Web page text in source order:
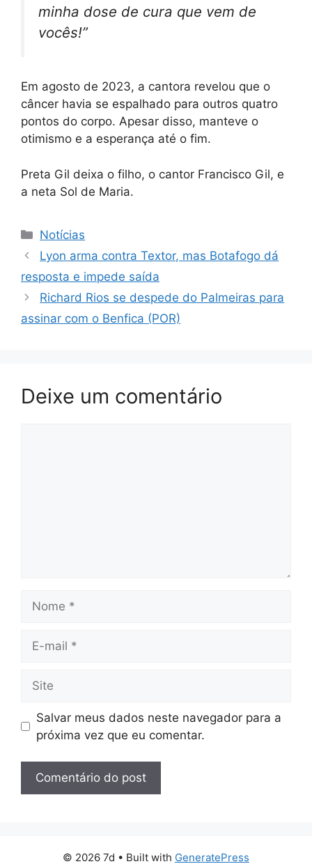
minha dose de cura que vem de
vocês!”
Em agosto de 2023, a cantora revelou que o
câncer havia se espalhado para outros quatro
pontos do corpo. Apesar disso, manteve o
otimismo e a esperança até o fim.
Preta Gil deixa o filho, o cantor Francisco Gil, e
a neta Sol de Maria.
Categorias
Notícias
Lyon arma contra Textor, mas Botafogo dá
resposta e impede saída
Richard Rios se despede do Palmeiras para
assinar com o Benfica (POR)
Deixe um comentário
mail
Salvar meus dados neste navegador para a
próxima vez que eu comentar.
© 2026 7d • Built with GeneratePress